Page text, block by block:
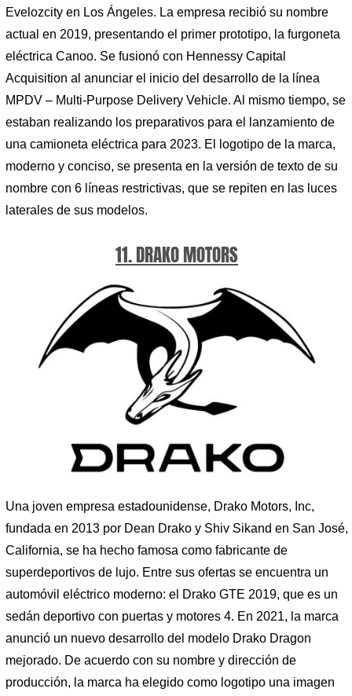
Evelozcity en Los Ángeles. La empresa recibió su nombre
actual en 2019, presentando el primer prototipo, la furgoneta
eléctrica Canoo. Se fusionó con Hennessy Capital
Acquisition al anunciar el inicio del desarrollo de la línea
MPDV – Multi-Purpose Delivery Vehicle. Al mismo tiempo, se
estaban realizando los preparativos para el lanzamiento de
una camioneta eléctrica para 2023. El logotipo de la marca,
moderno y conciso, se presenta en la versión de texto de su
nombre con 6 líneas restrictivas, que se repiten en las luces
laterales de sus modelos.
11. DRAKO MOTORS
Una joven empresa estadounidense, Drako Motors, Inc,
fundada en 2013 por Dean Drako y Shiv Sikand en San José,
California, se ha hecho famosa como fabricante de
superdeportivos de lujo. Entre sus ofertas se encuentra un
automóvil eléctrico moderno: el Drako GTE 2019, que es un
sedán deportivo con puertas y motores 4. En 2021, la marca
anunció un nuevo desarrollo del modelo Drako Dragon
mejorado. De acuerdo con su nombre y dirección de
producción, la marca ha elegido como logotipo una imagen